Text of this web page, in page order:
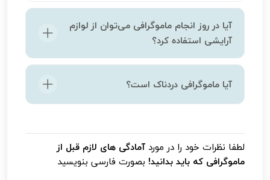
آیا در روز انجام ماموگرافی می‌توان از لوازم
آرایشی استفاده کرد؟
خیر، بهتر است از دئودورانت، عطر یا کرم‌های
مرطوب‌کننده در ناحیه زیر بغل و پستان استفاده
آیا ماموگرافی دردناک است؟
معمولاً کوتاه‌مدت است و شدت آن بستگی به
حساسیت فرد دارد.
لطفا نظرات خود را در مورد آمادگی های لازم قبل از
ماموگرافی که باید بدانید! بصورت فارسی بنویسید